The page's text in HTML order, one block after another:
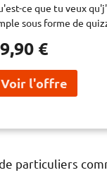
ce que tu veux
sous forme de
€
particuliers